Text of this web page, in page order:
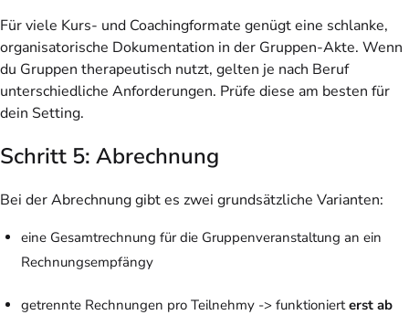
Für viele Kurs- und Coachingformate genügt eine schlanke,
organisatorische Dokumentation in der Gruppen-Akte. Wenn
du Gruppen therapeutisch nutzt, gelten je nach Beruf
unterschiedliche Anforderungen. Prüfe diese am besten für
dein Setting.
Schritt 5: Abrechnung
Bei der Abrechnung gibt es zwei grundsätzliche Varianten:
eine Gesamtrechnung für die Gruppenveranstaltung an ein
Rechnungsempfängy
getrennte Rechnungen pro Teilnehmy -> funktionierterst ab